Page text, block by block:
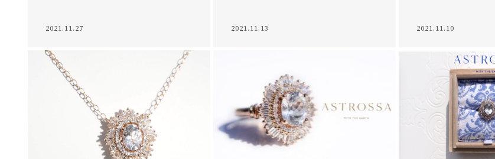
2021.11.27 2021.11.13 2021.11.10